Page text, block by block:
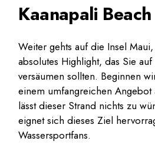
Kaanapali
Weiter gehts auf die Insel
absolutes Highlight, das Sie auf
versäumen sollten. Beginnen
einem umfangreichen Angebot
lässt dieser Strand nichts zu
eignet sich dieses Ziel
Wassersportfans.